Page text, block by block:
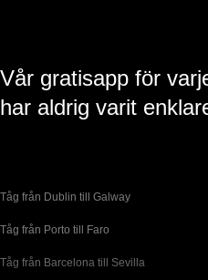
Vår gratisapp för
har aldrig varit
Tåg från Dublin till Galway
Tåg från Porto till Faro
Tåg från Barcelona till Sevilla